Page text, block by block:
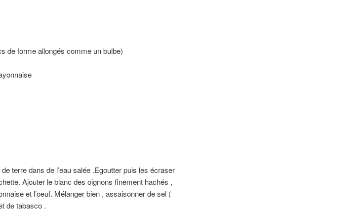
de forme allongés comme un bulbe)
terre dans de l’eau salée .Egoutter puis les écraser
Ajouter le blanc des oignons finement hachés ,
et l’oeuf. Mélanger bien , assaisonner de sel (
de tabasco .